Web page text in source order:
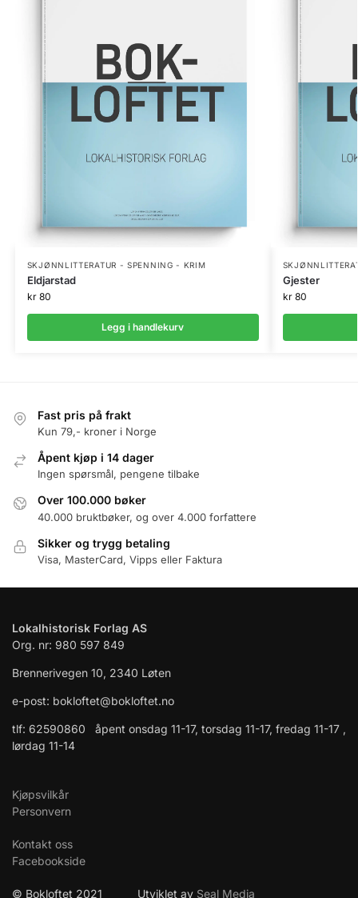
SKJØNNLITTERATUR - SPENNING - KRIM
Eldjarstad
kr80
Legg i handlekurv
Gjester
kr80
Fast pris på frakt
Kun 79,- kroner i Norge
Åpent kjøp i 14 dager
Ingen spørsmål, pengene tilbake
Over 100.000 bøker
40.000 bruktbøker, og over 4.000 forfattere
Sikker og trygg betaling
Visa, MasterCard, Vipps eller Faktura
Lokalhistorisk Forlag AS
Org. nr: 980 597 849
Brennerivegen 10, 2340 Løten
e-post: bokloftet@bokloftet.no
tlf: 62590860 åpent onsdag 11-17, torsdag 11-17, fredag 11-17 ,
lørdag 11-14
Kjøpsvilkår
Personvern
Kontakt oss
Facebookside
© Bokloftet 2021 Utviklet av Seal Media